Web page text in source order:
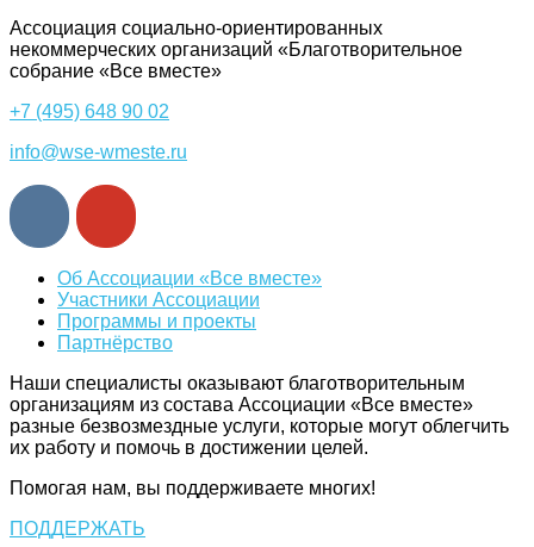
Ассоциация cоциально-ориентированных
некоммерческих организаций «Благотворительное
собрание «Все вместе»
+7 (495) 648 90 02
info@wse-wmeste.ru
Об Ассоциации «Все вместе»
Участники Ассоциации
Программы и проекты
Партнёрство
Наши специалисты оказывают благотворительным
организациям из состава Ассоциации «Все вместе»
разные безвозмездные услуги, которые могут облегчить
их работу и помочь в достижении целей.
Помогая нам, вы поддерживаете многих!
ПОДДЕРЖАТЬ